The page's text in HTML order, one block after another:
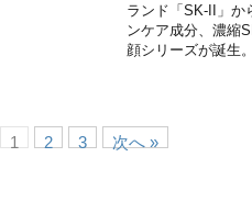
ランド「SK-II」か
ンケア成分、濃縮
顔シリーズが誕生
1 2 3 次へ »